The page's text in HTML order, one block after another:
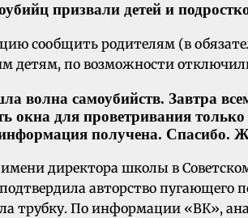
призвали детей и
сообщить родителям (в
детям, по возможности
волна самоубийств. Завтра
окна для проветривания
получена. Спасибо.
директора школы в
авторство пугающего
трубку. По информации «ВК»,